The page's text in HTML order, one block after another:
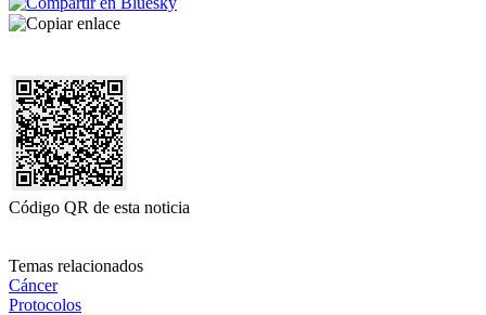
Código QR de esta noticia
Temas relacionados
Cáncer
Protocolos